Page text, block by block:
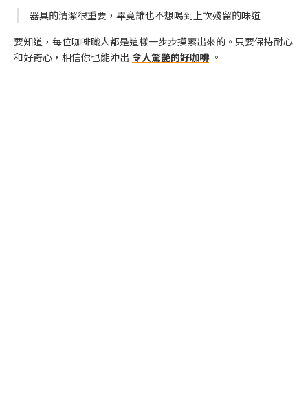
器具的清潔很重要，畢竟誰也不想喝到上次殘留的味道
要知道，每位咖啡職人都是這樣一步步摸索出來的。只要保持耐心
和好奇心，相信你也能沖出 令人驚艷的好咖啡 。